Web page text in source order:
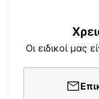
Οι ειδικοί μας